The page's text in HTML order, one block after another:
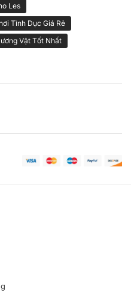
Les
Tình Dục Giá Rẻ
Vật Tốt Nhất